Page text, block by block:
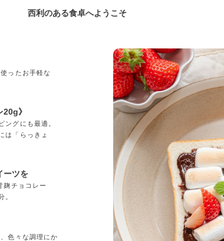
西利のある食卓へようこそ
ったお手軽な
》
ングにも最適。
は「らっきょ
ーツを
麹チョコレー
。
色々な調理にか